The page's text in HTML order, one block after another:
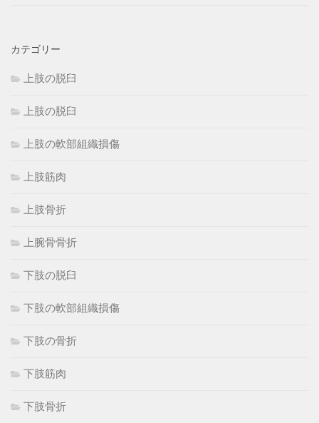
カテゴリー
上肢の脱臼
上肢の脱臼
上肢の軟部組織損傷
上肢筋肉
上肢骨折
上腕骨骨折
下肢の脱臼
下肢の軟部組織損傷
下肢の骨折
下肢筋肉
下肢骨折